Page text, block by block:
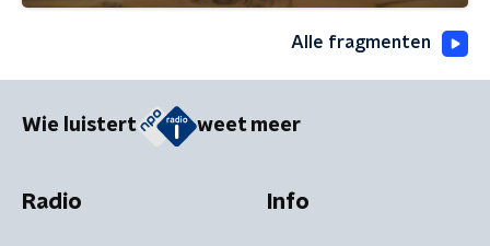
Alle fragmenten
Wie luistert weet meer
Radio Info